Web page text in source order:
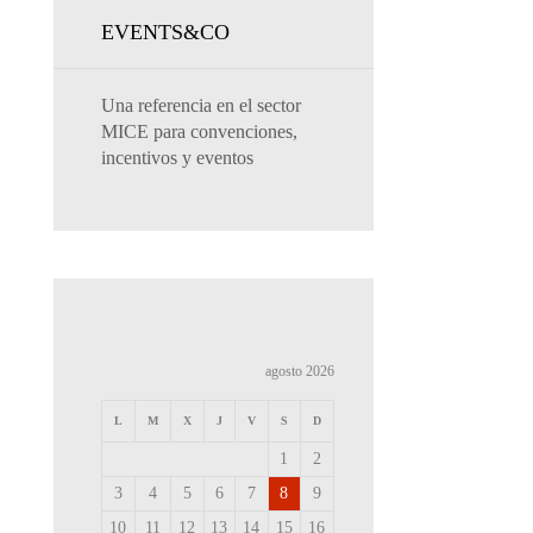
EVENTS&CO
Una referencia en el sector
MICE para convenciones,
incentivos y eventos
agosto 2026
L M X J V S D
1
2
3
4 5 6 7 8
9
10
11 12 13 14 15
16